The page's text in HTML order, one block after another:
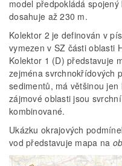
model předpokládá
dosahuje až 230 m.
Kolektor 2 je definován v
vymezen v SZ části oblasti
Kolektor 1 (D) představuje
zejména svrchnokřídových
sedimentů, má většinou
zájmové oblasti jsou
kombinované.
Ukázku okrajových
vod představuje mapa na